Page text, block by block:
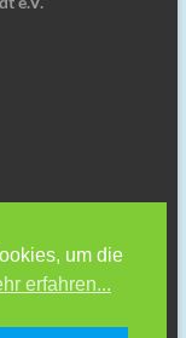
um die
erfahren...